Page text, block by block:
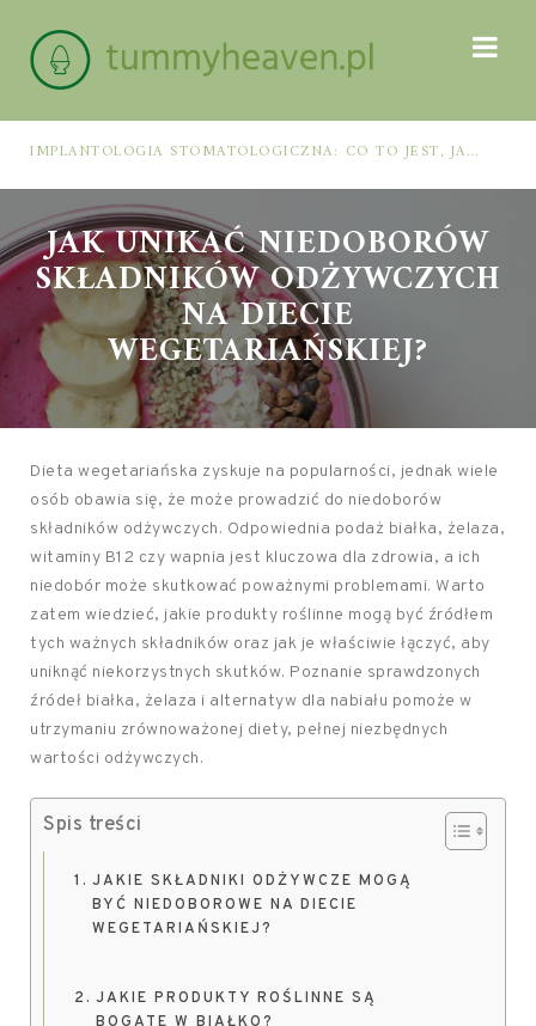
IMPLANTOLOGIA STOMATOLOGICZNA: CO TO JEST, JAK WYGLĄDA PROCES IMPLANTACJI I GOJENIA ORAZ DLA KOGO MA ZASTOSOWANIE
JAK UNIKAĆ NIEDOBORÓW
SKŁADNIKÓW ODŻYWCZYCH
NA DIECIE
WEGETARIAŃSKIEJ?
Dieta wegetariańska zyskuje na popularności, jednak wiele
osób obawia się, że może prowadzić do niedoborów
składników odżywczych. Odpowiednia podaż białka, żelaza,
witaminy B12 czy wapnia jest kluczowa dla zdrowia, a ich
niedobór może skutkować poważnymi problemami. Warto
zatem wiedzieć, jakie produkty roślinne mogą być źródłem
tych ważnych składników oraz jak je właściwie łączyć, aby
uniknąć niekorzystnych skutków. Poznanie sprawdzonych
źródeł białka, żelaza i alternatyw dla nabiału pomoże w
utrzymaniu zrównoważonej diety, pełnej niezbędnych
wartości odżywczych.
Spis treści
JAKIE SKŁADNIKI ODŻYWCZE MOGĄ
BYĆ NIEDOBOROWE NA DIECIE
WEGETARIAŃSKIEJ?
JAKIE PRODUKTY ROŚLINNE SĄ